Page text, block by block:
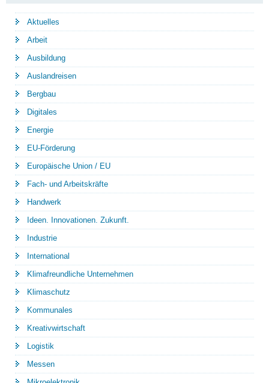
Aktuelles
Arbeit
Ausbildung
Auslandreisen
Bergbau
Digitales
Energie
EU-Förderung
Europäische Union / EU
Fach- und Arbeitskräfte
Handwerk
Ideen. Innovationen. Zukunft.
Industrie
International
Klimafreundliche Unternehmen
Klimaschutz
Kommunales
Kreativwirtschaft
Logistik
Messen